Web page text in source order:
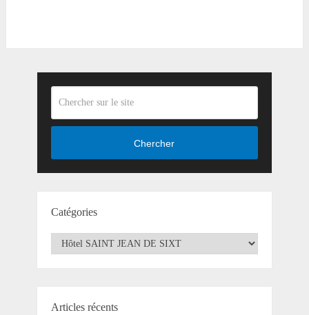
Chercher
Catégories
Catégories
Articles récents